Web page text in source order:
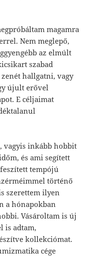
magamra
Nem meglepő,
az elmúlt
szabad
hallgatni, vagy
újult erővel
E céljaimat
vagyis inkább hobbit
és ami segített
tempójú
történő
szerettem ilyen
a hónapokban
Vásároltam is új
is adtam,
kollekciómat.
cége